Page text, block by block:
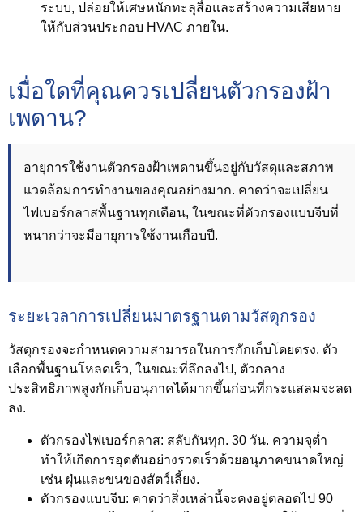
ระบบ, ปล่อยให้เศษหนักทะลุสื่อและสร้างความเสียหาย
ให้กับส่วนประกอบ HVAC ภายใน.
เมื่อใดที่คุณควรเปลี่ยนตัวกรองฝ้า
เพดาน?
อายุการใช้งานตัวกรองฝ้าเพดานขึ้นอยู่กับวัสดุและสภาพ
แวดล้อมการทำงานของคุณอย่างมาก. คาดว่าจะเปลี่ยน
ไฟเบอร์กลาสพื้นฐานทุกเดือน, ในขณะที่ตัวกรองแบบจีบที่
หนากว่าจะมีอายุการใช้งานเกือบปี.
ระยะเวลาการเปลี่ยนมาตรฐานตามวัสดุกรอง
วัสดุกรองจะกำหนดความสามารถในการกักเก็บโดยตรง. ตัว
เลือกพื้นฐานโหลดเร็ว, ในขณะที่ลึกลงไป, ตัวกลาง
ประสิทธิภาพสูงกักเก็บอนุภาคได้มากขึ้นก่อนที่กระแสลมจะลด
ลง.
ตัวกรองไฟเบอร์กลาส: สลับกันทุก. 30 วัน. ความจุต่ำ
ทำให้เกิดการอุดตันอย่างรวดเร็วด้วยอนุภาคขนาดใหญ่
เช่น ฝุ่นและขนของสัตว์เลี้ยง.
ตัวกรองแบบจีบ: คาดว่าสิ่งเหล่านี้จะคงอยู่ตลอดไป 90